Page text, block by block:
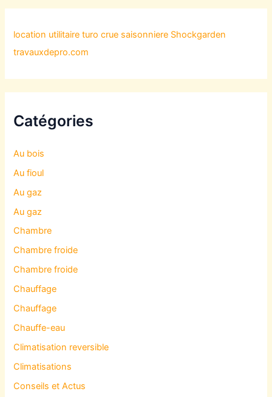
location utilitaire turo crue saisonniere Shockgarden
travauxdepro.com
Catégories
Au bois
Au fioul
Au gaz
Au gaz
Chambre
Chambre froide
Chambre froide
Chauffage
Chauffage
Chauffe-eau
Climatisation reversible
Climatisations
Conseils et Actus